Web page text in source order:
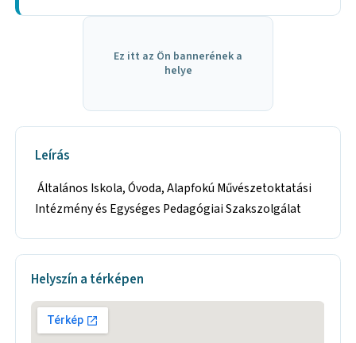
Ez itt az Ön bannerének a
helye
Leírás
Általános Iskola, Óvoda, Alapfokú Művészetoktatási
Intézmény és Egységes Pedagógiai Szakszolgálat
Helyszín a térképen